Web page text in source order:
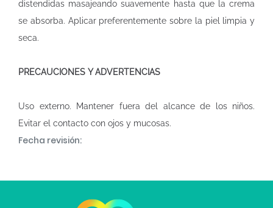
distendidas masajeando suavemente hasta que la crema
se absorba. Aplicar preferentemente sobre la piel limpia y
seca.
PRECAUCIONES Y ADVERTENCIAS
Uso externo. Mantener fuera del alcance de los niños.
Evitar el contacto con ojos y mucosas.
Fecha revisión: